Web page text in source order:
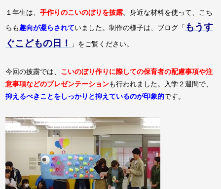
１年生は、手作りのこいのぼりを披露。身近な材料を使って、こち
らも趣向が凝らされていました。制作の様子は、ブログ「 もうす
ぐこどもの日！
」をご覧ください。
今回の披露では、 こいのぼり作りに際しての保育者の配慮事項や注
意事項などのプレゼンテーションも行われました。入学２週間で、
抑えるべきことをしっかりと抑えているのが印象的です。